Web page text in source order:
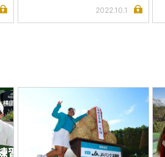
2022.10.1